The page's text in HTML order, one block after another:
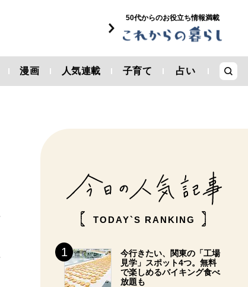
50代からのお役立ち情報満載
漫画 人気連載 子育て 占い
TODAY`S RANKING
今行きたい、関東の「工場
見学」スポット4つ。無料
で楽しめるバイキング食べ
放題も